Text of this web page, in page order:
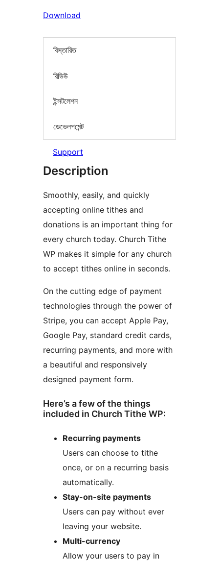
Download
বিস্তারিত
রিভিউ
ইন্সটলেশন
ডেভেলপমেন্ট
Support
Description
Smoothly, easily, and quickly
accepting online tithes and
donations is an important thing for
every church today. Church Tithe
WP makes it simple for any church
to accept tithes online in seconds.
On the cutting edge of payment
technologies through the power of
Stripe, you can accept Apple Pay,
Google Pay, standard credit cards,
recurring payments, and more with
a beautiful and responsively
designed payment form.
Here’s a few of the things
included in Church Tithe WP:
Recurring payments
Users can choose to tithe
once, or on a recurring basis
automatically.
Stay-on-site payments
Users can pay without ever
leaving your website.
Multi-currency
Allow your users to pay in